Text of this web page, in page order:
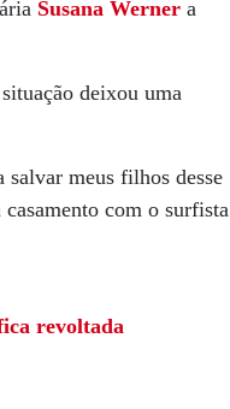
Susana Werner a
deixou uma
meus filhos desse
com o surfista
revoltada